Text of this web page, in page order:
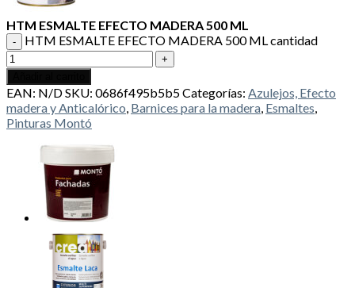
HTM ESMALTE EFECTO MADERA 500 ML
HTM ESMALTE EFECTO MADERA 500 ML cantidad
EAN: N/DSKU: 0686f495b5b5Categorías: Azulejos, Efecto
madera y Anticalórico, Barnices para la madera, Esmaltes,
Pinturas Montó